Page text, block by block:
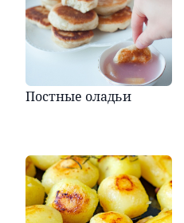
Постные оладьи